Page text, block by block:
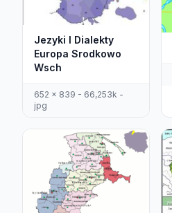
Jezyki I Dialekty
Europa Srodkowo
Wsch
652 x 839 - 66,253k -
jpg